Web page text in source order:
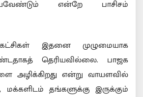
என்றே பாசிசம்
இதனை முழுமையாக
தெரியவில்லை. பாஜக
அழிக்கிறது என்று வாயளவில்
மக்களிடம் தங்களுக்கு இருக்கும்